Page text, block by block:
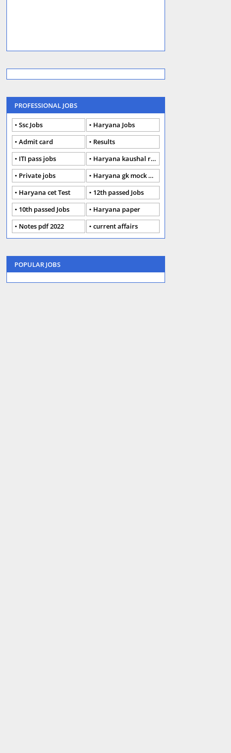
PROFESSIONAL JOBS
Ssc Jobs
Haryana Jobs
Admit card
Results
ITI pass jobs
Haryana kaushal rojgar
Private jobs
Haryana gk mock Test
Haryana cet Test
12th passed Jobs
10th passed Jobs
Haryana paper
Notes pdf 2022
current affairs
POPULAR JOBS